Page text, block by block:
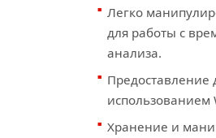
Легко
для работы с
анализа.
Предоставление
использованием
Хранение и